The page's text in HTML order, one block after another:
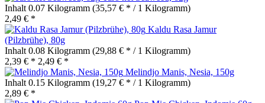
Inhalt 0.07 Kilogramm (35,57 € * / 1 Kilogramm)
2,49 € *
Kaldu Rasa Jamur
(Pilzbrühe), 80g
Inhalt 0.08 Kilogramm (29,88 € * / 1 Kilogramm)
2,39 € * 2,49 € *
Melindjo Manis, Nesia, 150g
Inhalt 0.15 Kilogramm (19,27 € * / 1 Kilogramm)
2,89 € *